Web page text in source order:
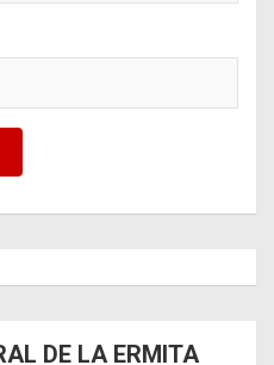
DE LA ERMITA